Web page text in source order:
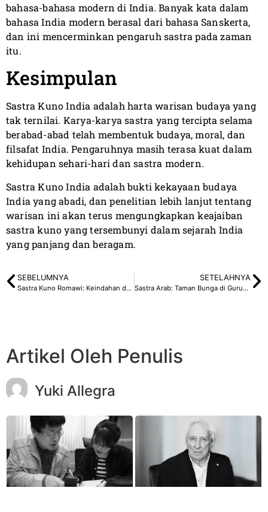
bahasa-bahasa modern di India. Banyak kata dalam
bahasa India modern berasal dari bahasa Sanskerta,
dan ini mencerminkan pengaruh sastra pada zaman
itu.
Kesimpulan
Sastra Kuno India adalah harta warisan budaya yang
tak ternilai. Karya-karya sastra yang tercipta selama
berabad-abad telah membentuk budaya, moral, dan
filsafat India. Pengaruhnya masih terasa kuat dalam
kehidupan sehari-hari dan sastra modern.
Sastra Kuno India adalah bukti kekayaan budaya
India yang abadi, dan penelitian lebih lanjut tentang
warisan ini akan terus mengungkapkan keajaiban
sastra kuno yang tersembunyi dalam sejarah India
yang panjang dan beragam.
SEBELUMNYA
Sastra Kuno Romawi: Keindahan dan Warisan Peradaban Romawi
SETELAHNYA
Sastra Arab: Taman Bunga di Gurun Pasir yang Tandus
Artikel Oleh Penulis
Yuki Allegra